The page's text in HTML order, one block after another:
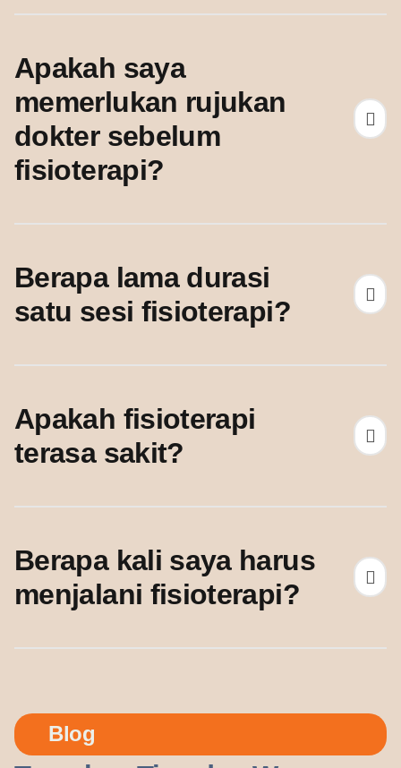
Apakah saya
memerlukan rujukan
dokter sebelum
fisioterapi?
Berapa lama durasi
satu sesi fisioterapi?
Apakah fisioterapi
terasa sakit?
Berapa kali saya harus
menjalani fisioterapi?
Blog